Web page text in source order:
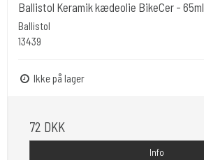
Ballistol Keramik kædeolie BikeCer - 65ml
Ballistol
13439
Ikke på lager
72 DKK
Info